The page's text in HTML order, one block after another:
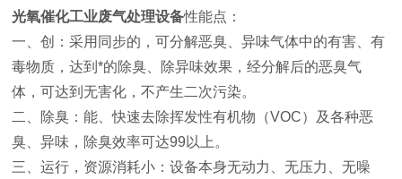
光氧催化工业废气处理设备性能点：
一、创：采用同步的，可分解恶臭、异味气体中的有害、有
毒物质，达到*的除臭、除异味效果，经分解后的恶臭气
体，可达到无害化，不产生二次污染。
二、除臭：能、快速去除挥发性有机物（VOC）及各种恶
臭、异味，除臭效率可达99以上。
三、运行，资源消耗小：设备本身无动力、无压力、无噪